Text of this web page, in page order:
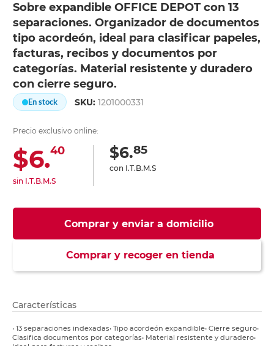
Sobre expandible OFFICE DEPOT con 13
separaciones. Organizador de documentos
tipo acordeón, ideal para clasificar papeles,
facturas, recibos y documentos por
categorías. Material resistente y duradero
con cierre seguro.
En stock SKU:1201000331
Precio exclusivo online:
$6.40
sin I.T.B.M.S
$6.85
con I.T.B.M.S
Comprar y enviar a domicilio
Comprar y recoger en tienda
Características
• 13 separaciones indexadas• Tipo acordeón expandible• Cierre seguro•
Clasifica documentos por categorías• Material resistente y duradero•